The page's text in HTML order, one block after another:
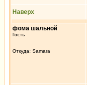
Наверх
фома шальной
Гость
Откуда: Samara